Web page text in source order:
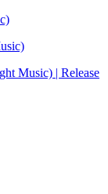
Music) | Release